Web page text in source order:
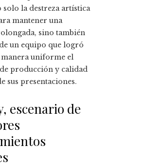
solo la destreza artística
mantener una
sino también
un equipo que logró
uniforme el
producción y calidad
sus presentaciones.
escenario de